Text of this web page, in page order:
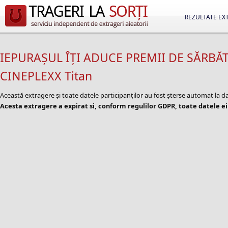
REZULTATE
IEPURAȘUL ÎȚI ADUCE PREMII DE
CINEPLEXX Titan
Această extragere și toate datele participanților au fost șterse automat la
Acesta extragere a expirat si, conform regulilor GDPR, toate datele